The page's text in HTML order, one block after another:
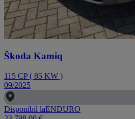
Škoda Kamiq
115 CP( 85 KW )
09/2025
Disponibil laENDURO